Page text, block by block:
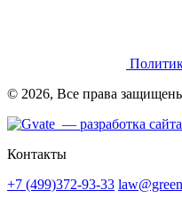
© 2026, Все права
— разработка сайта
Контакты
+7 (499)372-93-33